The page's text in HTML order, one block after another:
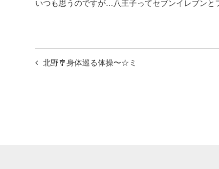
いつも思うのですが…八王子ってセブンイレブンと
投北野🎐身体巡る体操〜☆ミ